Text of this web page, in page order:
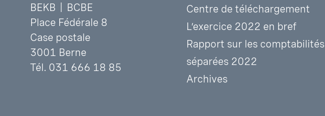
de
page
BEKB | BCBE
Place Fédérale 8
Case postale
3001 Berne
Tél. 031 666 18 85
Centre de téléchargement
L’exercice 2022 en bref
Rapport sur les comptabilités
séparées 2022
Archives